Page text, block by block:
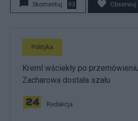
Skomentuj 93 Obserwuj
Polityka
Kreml wściekły po
Zacharowa dostała szału
Redakcja